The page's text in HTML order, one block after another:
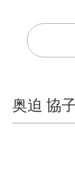
奥迫 協